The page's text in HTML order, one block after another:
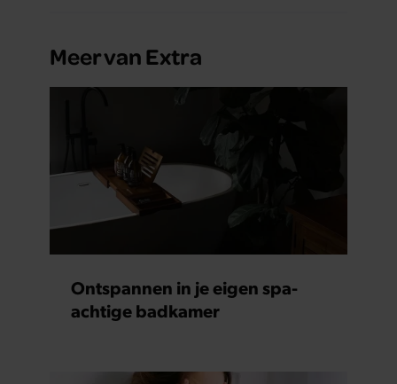
Meer van Extra
Ontspannen in je eigen spa-
achtige badkamer